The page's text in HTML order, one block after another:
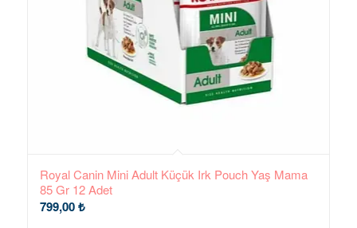
Royal Canin Mini Adult Küçük Irk Pouch Yaş Mama
85 Gr 12 Adet
799,00₺